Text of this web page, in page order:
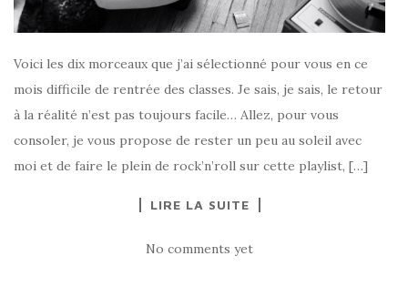
Voici les dix morceaux que j’ai sélectionné pour vous en ce
mois difficile de rentrée des classes. Je sais, je sais, le retour
à la réalité n’est pas toujours facile… Allez, pour vous
consoler, je vous propose de rester un peu au soleil avec
moi et de faire le plein de rock’n’roll sur cette playlist, […]
LIRE LA SUITE
No comments yet